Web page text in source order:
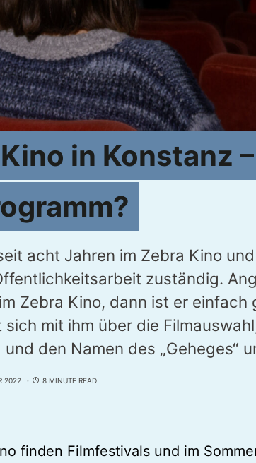
in Konstanz
acht Jahren im Zebra Kino
zuständig.
Zebra Kino, dann ist er einfach
sich mit ihm über die
den Namen des „Geheges“
2022 8 MINUTE READ
finden Filmfestivals und im